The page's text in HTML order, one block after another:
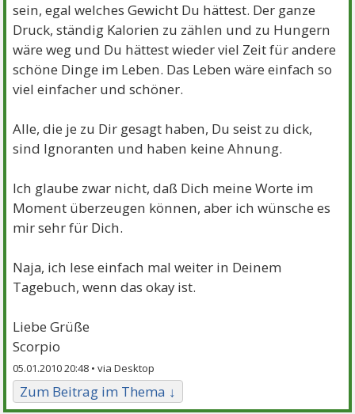
sein, egal welches Gewicht Du hättest. Der ganze
Druck, ständig Kalorien zu zählen und zu Hungern
wäre weg und Du hättest wieder viel Zeit für andere
schöne Dinge im Leben. Das Leben wäre einfach so
viel einfacher und schöner.
Alle, die je zu Dir gesagt haben, Du seist zu dick,
sind Ignoranten und haben keine Ahnung.
Ich glaube zwar nicht, daß Dich meine Worte im
Moment überzeugen können, aber ich wünsche es
mir sehr für Dich.
Naja, ich lese einfach mal weiter in Deinem
Tagebuch, wenn das okay ist.
Liebe Grüße
Scorpio
05.01.2010 20:48 •
Zum Beitrag im Thema ↓